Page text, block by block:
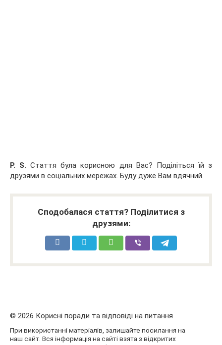
P. S. Стаття була корисною для Вас? Поділіться їй з
друзями в соціальних мережах. Буду дуже Вам вдячний.
Сподобалася стаття? Поділитися з
друзями:
© 2026 Корисні поради та відповіді на питання
При використанні матеріалів, залишайте посилання на
наш сайт. Вся інформація на сайті взята з відкритих